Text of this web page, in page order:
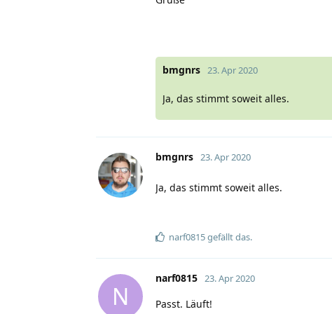
bmgnrs 23. Apr 2020
Ja, das stimmt soweit alles.
bmgnrs 23. Apr 2020
Ja, das stimmt soweit alles.
narf0815gefällt das.
N
narf0815 23. Apr 2020
Passt. Läuft!